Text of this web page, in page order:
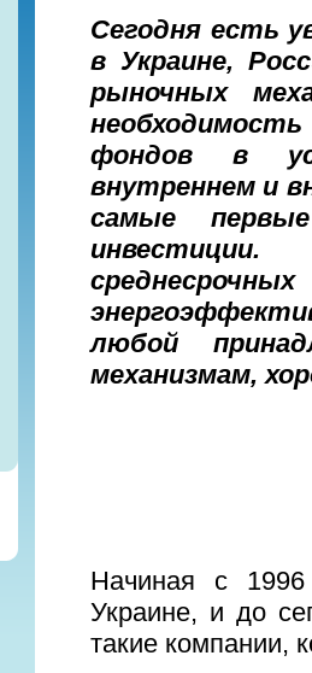
Сегодня есть
в Украине,
рыночных
фондов в
внутреннем и
самые
любой
механизмам,
Начиная с
Украине, и до
такие компании,